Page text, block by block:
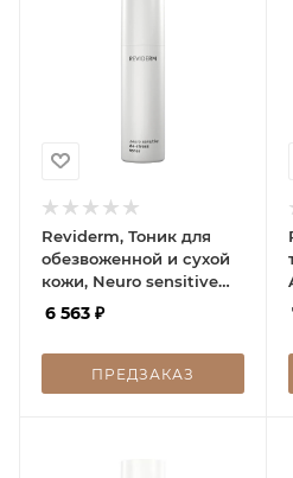
Reviderm, Тоник для
обезвоженной и сухой
кожи, Neuro sensitive
de-stress toner, 200 мл
6 563 ₽
ПРЕДЗАКАЗ